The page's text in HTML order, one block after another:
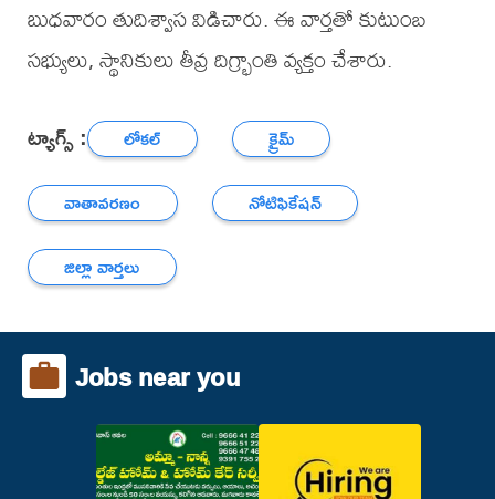
బుధవారం తుదిశ్వాస విడిచారు. ఈ వార్తతో కుటుంబ
సభ్యులు, స్థానికులు తీవ్ర దిగ్భ్రాంతి వ్యక్తం చేశారు.
ట్యాగ్స్ : లోకల్
క్రైమ్
వాతావరణం
నోటిఫికేషన్
జిల్లా వార్తలు
Jobs near you